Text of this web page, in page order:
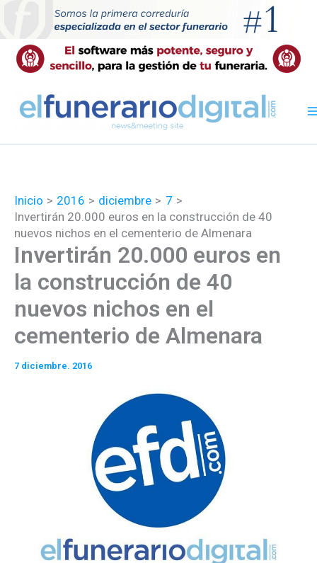
contenido
Inicio 2016 diciembre
7
Invertirán 20.000 euros en la construcción de 40
nuevos nichos en el cementerio de Almenara
Invertirán 20.000 euros en
la construcción de 40
nuevos nichos en el
cementerio de Almenara
7 diciembre. 2016